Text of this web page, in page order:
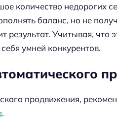
количество недорогих
баланс, но не
результат. Учитывая, что
умней конкурентов.
продвижения,
.